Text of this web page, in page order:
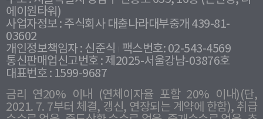
에이원타워)
사업자정보 : 주식회사 대출나라대부중개 439-81-
03602
개인정보책임자 : 신준식
팩스번호: 02-543-4569
통신판매업신고번호 : 제2025-서울강남-03876호
대표번호 : 1599-9687
금리 연20% 이내 (연체이자율 포함 20% 이내)(단,
2021. 7. 7부터 체결, 갱신, 연장되는 계약에 한함), 취급